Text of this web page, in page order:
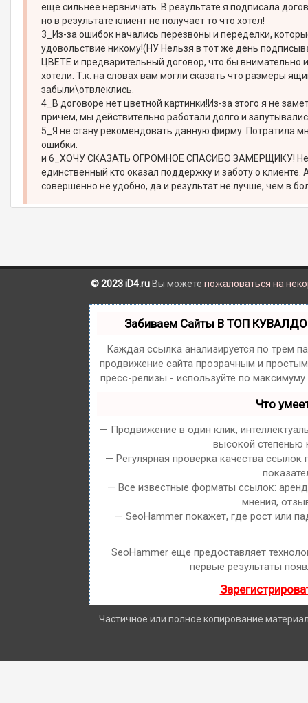
еще сильнее нервничать. В результате я подписала
но в результате клиент не получает то что хотел!
3_Из-за ошибок начались перезвоны и переделки,
удовольствие никому!(НУ Нельзя в тот же день
ЦВЕТЕ и предварительный договор, что бы внимательно
хотели. Т.к. на словах вам могли сказать что размеры
забыли\отвлеклись.
4_В договоре нет цветной картинки!Из-за этого я не
причем, мы действительно работали долго и
5_Я не стану рекомендовать данную фирму. Потратила
ошибки.
и 6_ХОЧУ СКАЗАТЬ ОГРОМНОЕ СПАСИБО ЗАМЕРЩИКУ! Не
единственный кто оказал поддержку и заботу о
совершенно не удобно, да и результат не лучше, чем в
© 2023 iD4.ru Вы можете пожаловаться на
Забиваем Сайты В ТОП
Каждая ссылка анализируется по трем
продвижение сайта прозрачным и
пресс-релизы - используйте по
Что
— Продвижение в один клик,
высокой степенью
— Регулярная проверка качества
— Все известные форматы ссылок:
мнения,
— SeoHammer покажет, где рост или
SeoHammer еще предоставляет
первые результаты
Частичное или полное копирование